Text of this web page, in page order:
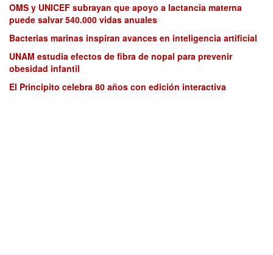
OMS y UNICEF subrayan que apoyo a lactancia materna
puede salvar 540.000 vidas anuales
Bacterias marinas inspiran avances en inteligencia artificial
UNAM estudia efectos de fibra de nopal para prevenir
obesidad infantil
El Principito celebra 80 años con edición interactiva